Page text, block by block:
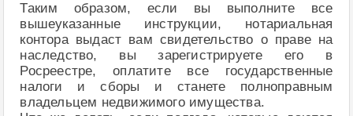
Таким образом, если вы выполните все
вышеуказанные инструкции, нотариальная
контора выдаст вам свидетельство о праве на
наследство, вы зарегистрируете его в
Росреестре, оплатите все государственные
налоги и сборы и станете полноправным
владельцем недвижимого имущества.